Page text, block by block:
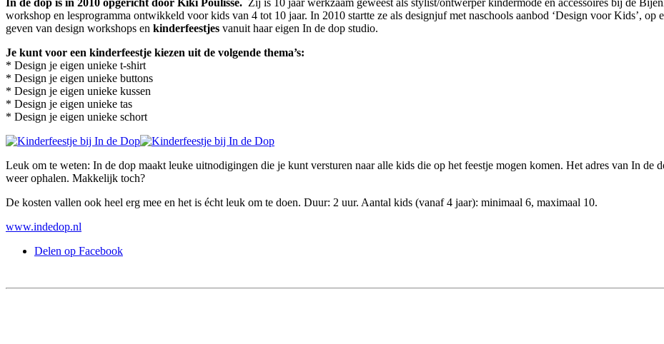
In de dop is in 2010 opgericht door Kiki Poulisse. Zij is 10 jaar werkzaam geweest als stylist/ontwerper kindermode en accessoires bij de
workshop en lesprogramma ontwikkeld voor kids van 4 tot 10 jaar. In 2010 startte ze als designjuf met naschools aanbod ‘Design voor Kids’,
geven van design workshops en kinderfeestjes vanuit haar eigen In de dop studio.
Je kunt voor een kinderfeestje kiezen uit de volgende thema’s:
* Design je eigen unieke t-shirt
* Design je eigen unieke buttons
* Design je eigen unieke kussen
* Design je eigen unieke tas
* Design je eigen unieke schort
Leuk om te weten: In de dop maakt leuke uitnodigingen die je kunt versturen naar alle kids die op het feestje mogen komen. Het adres van In de
weer ophalen. Makkelijk toch?
De kosten vallen ook heel erg mee en het is écht leuk om te doen. Duur: 2 uur. Aantal kids (vanaf 4 jaar): minimaal 6, maximaal 10.
www.indedop.nl
Delen op Facebook